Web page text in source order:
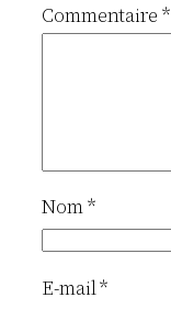
Commentaire *
Nom*
E-mail*